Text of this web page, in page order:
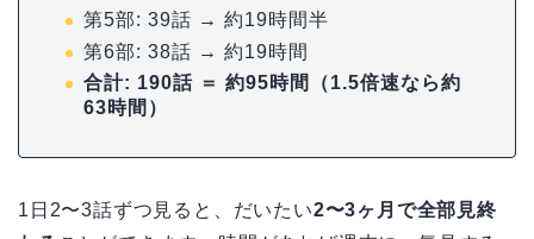
第5部: 39話 → 約19時間半
第6部: 38話 → 約19時間
合計: 190話 ＝ 約95時間（1.5倍速なら約
63時間）
1日2〜3話ずつ見ると、だいたい2〜3ヶ月で全部見終